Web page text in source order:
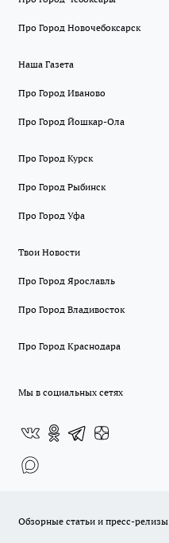
Про Город Новочебоксарск
Наша Газета
Про Город Иваново
Про Город Йошкар-Ола
Про Город Курск
Про Город Рыбинск
Про Город Уфа
Твои Новости
Про Город Ярославль
Про Город Владивосток
Про Город Краснодара
Мы в социальных сетях
Обзорные статьи и пресс-релизы